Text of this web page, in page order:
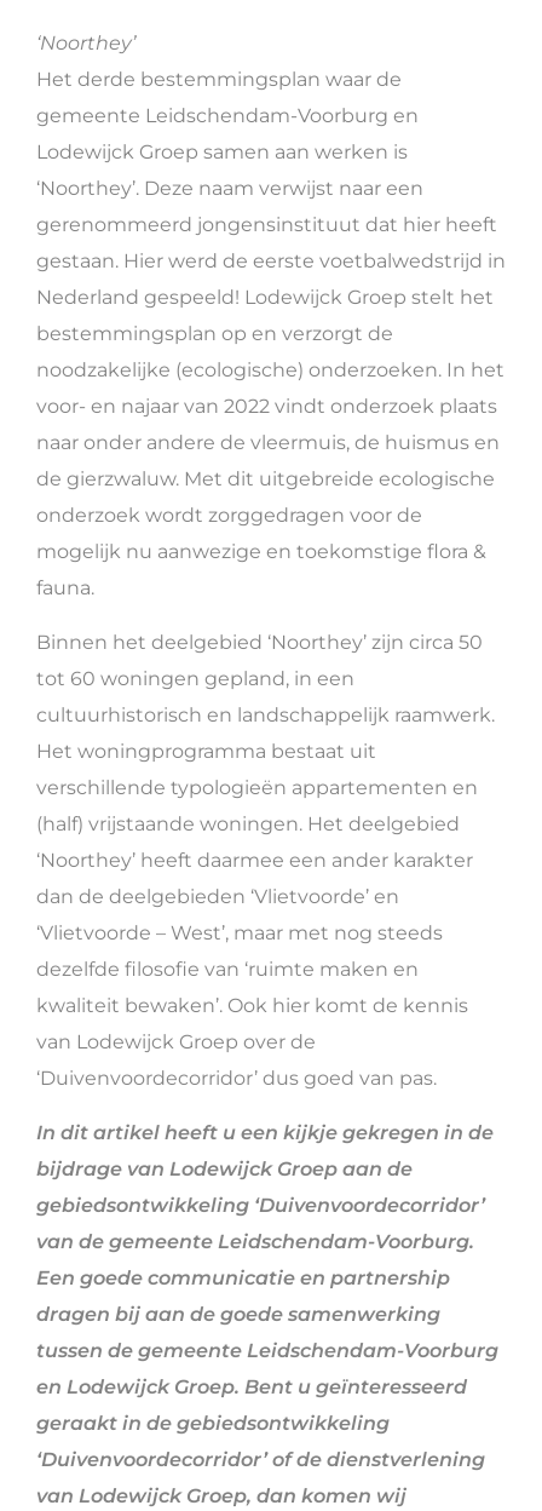
‘Noorthey’
Het derde bestemmingsplan waar de
gemeente Leidschendam-Voorburg en
Lodewijck Groep samen aan werken is
‘Noorthey’. Deze naam verwijst naar een
gerenommeerd jongensinstituut dat hier heeft
gestaan. Hier werd de eerste voetbalwedstrijd in
Nederland gespeeld! Lodewijck Groep stelt het
bestemmingsplan op en verzorgt de
noodzakelijke (ecologische) onderzoeken. In het
voor- en najaar van 2022 vindt onderzoek plaats
naar onder andere de vleermuis, de huismus en
de gierzwaluw. Met dit uitgebreide ecologische
onderzoek wordt zorggedragen voor de
mogelijk nu aanwezige en toekomstige flora &
fauna.
Binnen het deelgebied ‘Noorthey’ zijn circa 50
tot 60 woningen gepland, in een
cultuurhistorisch en landschappelijk raamwerk.
Het woningprogramma bestaat uit
verschillende typologieën appartementen en
(half) vrijstaande woningen. Het deelgebied
‘Noorthey’ heeft daarmee een ander karakter
dan de deelgebieden ‘Vlietvoorde’ en
‘Vlietvoorde – West’, maar met nog steeds
dezelfde filosofie van ‘ruimte maken en
kwaliteit bewaken’. Ook hier komt de kennis
van Lodewijck Groep over de
‘Duivenvoordecorridor’ dus goed van pas.
In dit artikel heeft u een kijkje gekregen in de
bijdrage van Lodewijck Groep aan de
gebiedsontwikkeling ‘Duivenvoordecorridor’
van de gemeente Leidschendam-Voorburg.
Een goede communicatie en partnership
dragen bij aan de goede samenwerking
tussen de gemeente Leidschendam-Voorburg
en Lodewijck Groep. Bent u geïnteresseerd
geraakt in de gebiedsontwikkeling
‘Duivenvoordecorridor’ of de dienstverlening
van Lodewijck Groep, dan komen wij